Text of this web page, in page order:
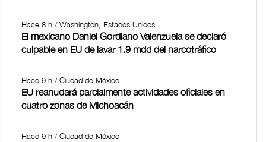
Hace 8 h / Washington, Estados Unidos
El mexicano Daniel Gordiano Valenzuela se declaró
culpable en EU de lavar 1.9 mdd del narcotráfico
Hace 9 h / Ciudad de México
EU reanudará parcialmente actividades oficiales en
cuatro zonas de Michoacán
Hace 9 h / Ciudad de México